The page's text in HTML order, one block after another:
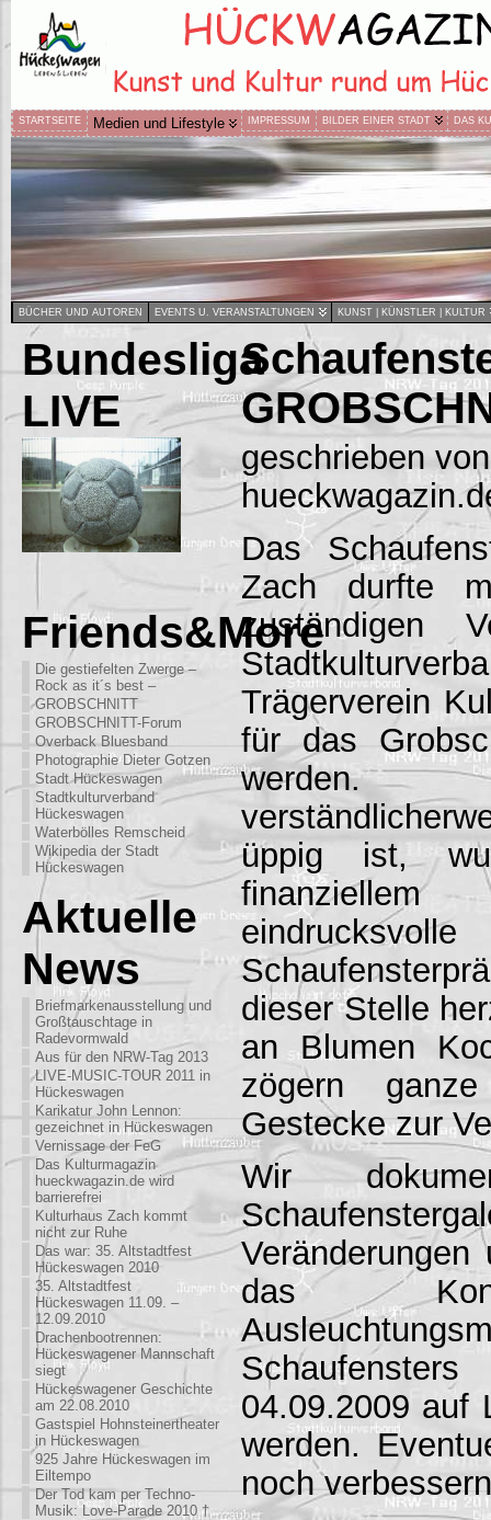
STARTSEITE Medien und Lifestyle IMPRESSUM BILDER EINER STADT DAS
BÜCHER UND AUTOREN EVENTS U. VERANSTALTUNGEN KUNST | KÜNSTLER | KULTUR
Bundesliga
LIVE
Friends&More
Die gestiefelten Zwerge –
Rock as it´s best –
GROBSCHNITT
GROBSCHNITT-Forum
Overback Bluesband
Photographie Dieter Gotzen
Stadt Hückeswagen
Stadtkulturverband
Hückeswagen
Waterbölles Remscheid
Wikipedia der Stadt
Hückeswagen
Aktuelle
News
Briefmarkenausstellung und
Großtauschtage in
Radevormwald
Aus für den NRW-Tag 2013
LIVE-MUSIC-TOUR 2011 in
Hückeswagen
Karikatur John Lennon:
gezeichnet in Hückeswagen
Vernissage der FeG
Das Kulturmagazin
hueckwagazin.de wird
barrierefrei
Kulturhaus Zach kommt
nicht zur Ruhe
Das war: 35. Altstadtfest
Hückeswagen 2010
35. Altstadtfest
Hückeswagen 11.09. –
12.09.2010
Drachenbootrennen:
Hückeswagener Mannschaft
siegt
Hückeswagener Geschichte
am 22.08.2010
Gastspiel Hohnsteinertheater
in Hückeswagen
925 Jahre Hückeswagen im
Eiltempo
Der Tod kam per Techno-
Musik: Love-Parade 2010 †
geschrieben
Das
Zach durfte
zuständigen
Trägerverein
für das
werden.
üppig ist,
eindrucksvolle
dieser Stelle
an Blumen
zögern
Gestecke zur
Wir
das
04.09.2009 auf
werden.
noch